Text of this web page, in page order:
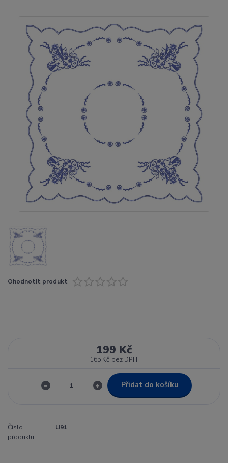
Ohodnotit produkt
199 Kč
165 Kč bez DPH
Přidat do košíku
Číslo
produktu:
U91